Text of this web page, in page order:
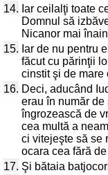
14. Iar ceilalţi toate
Domnul să
Nicanor mai
15. Iar de nu pentru
făcut cu părinţii
cinstit şi de mare
16. Deci, aducând
erau în număr
îngrozească de
cea multă a
ci vitejeşte să se
ocara cea fără
17. Şi bătaia